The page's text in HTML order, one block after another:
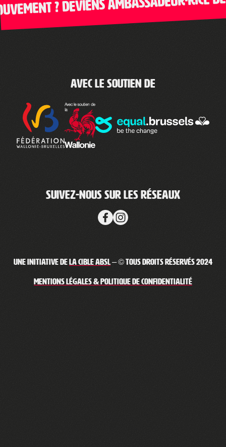
ambassadeur·rice de Clic-
Avec le soutien de
Suivez-nous sur les réseaux
Une initiative deLa Cible ABSL– © Tous droits réservés 2024
Mentions légales & Politique de confidentialité